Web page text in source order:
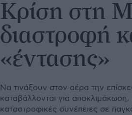
Κρίση στη
διαστροφή
«έντασης»
Να τινάξουν στον αέρα την
καταβάλλονται για
καταστροφικές συνέπειες σε